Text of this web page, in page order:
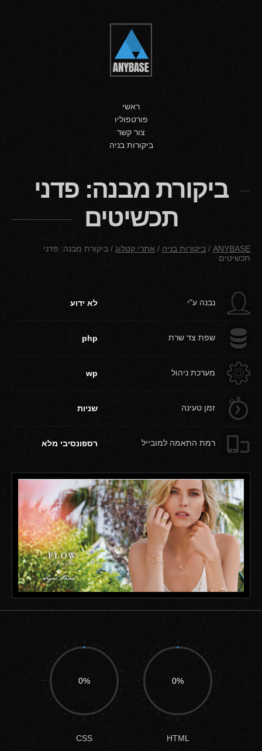
ראשי
פורטפוליו
צור קשר
ביקורות בניה
ביקורת מבנה: פדני
תכשיטים
ANYBASE
/ ביקורות בניה / אתרי קטלוג / ביקורת מבנה: פדני
תכשיטים
g נבנה ע"י לא ידוע
b שפת צד שרת php
a מערכת ניהול wp
d זמן טעינה שניות
e רמת התאמה למובייל רספונסיבי מלא
0%
HTML
0%
CSS